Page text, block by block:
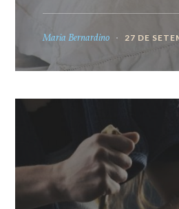
Maria Bernardino 27 DE